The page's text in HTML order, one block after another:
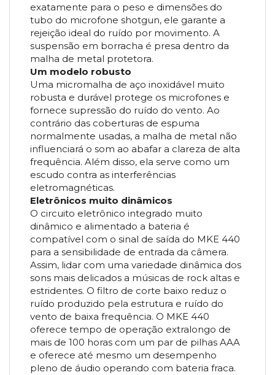
exatamente para o peso e dimensões do
tubo do microfone shotgun, ele garante a
rejeição ideal do ruído por movimento. A
suspensão em borracha é presa dentro da
malha de metal protetora.
Um modelo robusto
Uma micromalha de aço inoxidável muito
robusta e durável protege os microfones e
fornece supressão do ruído do vento. Ao
contrário das coberturas de espuma
normalmente usadas, a malha de metal não
influenciará o som ao abafar a clareza de alta
frequência. Além disso, ela serve como um
escudo contra as interferências
eletromagnéticas.
Eletrônicos muito dinâmicos
O circuito eletrônico integrado muito
dinâmico e alimentado a bateria é
compatível com o sinal de saída do MKE 440
para a sensibilidade de entrada da câmera.
Assim, lidar com uma variedade dinâmica dos
sons mais delicados a músicas de rock altas e
estridentes. O filtro de corte baixo reduz o
ruído produzido pela estrutura e ruído do
vento de baixa frequência. O MKE 440
oferece tempo de operação extralongo de
mais de 100 horas com um par de pilhas AAA
e oferece até mesmo um desempenho
pleno de áudio operando com bateria fraca.